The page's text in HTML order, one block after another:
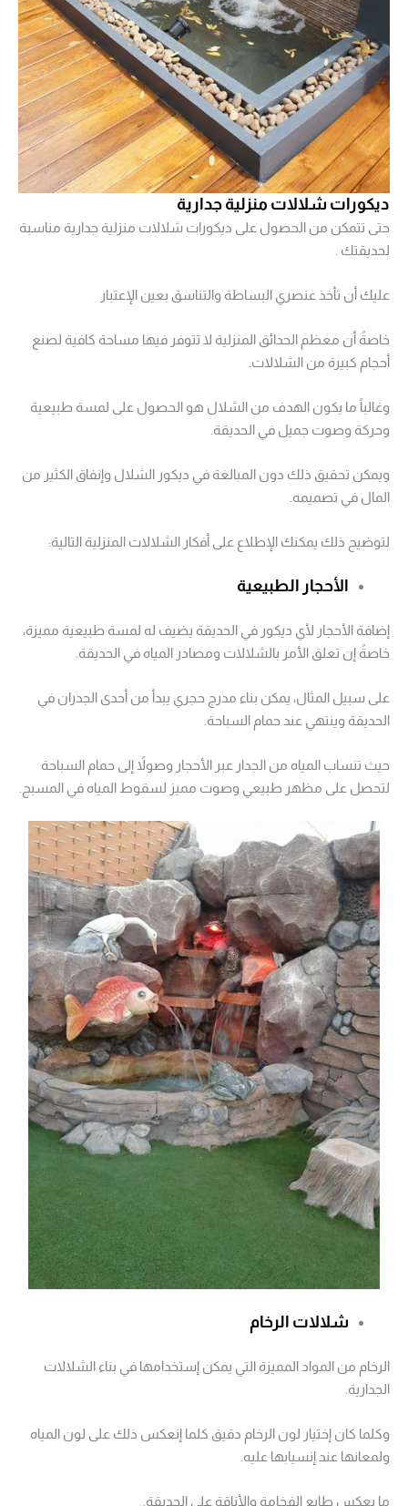
ديكورات شلالات منزلية جدارية
حتى تتمكن من الحصول على ديكورات شلالات منزلية جدارية مناسبة
لحديقتك .
عليك أن تأخذ عنصري البساطة والتناسق بعين الإعتبار
خاصةً أن معظم الحدائق المنزلية لا تتوفر فيها مساحة كافية لصنع
أحجام كبيرة من الشلالات.
وغالباً ما يكون الهدف من الشلال هو الحصول على لمسة طبيعية
وحركة وصوت جميل في الحديقة.
ويمكن تحقيق ذلك دون المبالغة في ديكور الشلال وإنفاق الكثير من
المال في تصميمه.
لتوضيح ذلك يمكنك الإطلاع على أفكار الشلالات المنزلية التالية:
الأحجار الطبيعية
إضافة الأحجار لأي ديكور في الحديقة يضيف له لمسة طبيعية مميزة،
خاصةً إن تعلق الأمر بالشلالات ومصادر المياه في الحديقة.
على سبيل المثال، يمكن بناء مدرج حجري يبدأ من أحدى الجدران في
الحديقة وينتهي عند حمام السباحة.
حيث تنساب المياه من الجدار عبر الأحجار وصولاً إلى حمام السباحة
لتحصل على مظهر طبيعي وصوت مميز لسقوط المياه في المسبح.
شلالات الرخام
الرخام من المواد المميزة التي يمكن إستخدامها في بناء الشلالات
الجدارية.
وكلما كان إختيار لون الرخام دقيق كلما إنعكس ذلك على لون المياه
ولمعانها عند إنسيابها عليه.
ما يعكس طابع الفخامة والأناقة على الحديقة.